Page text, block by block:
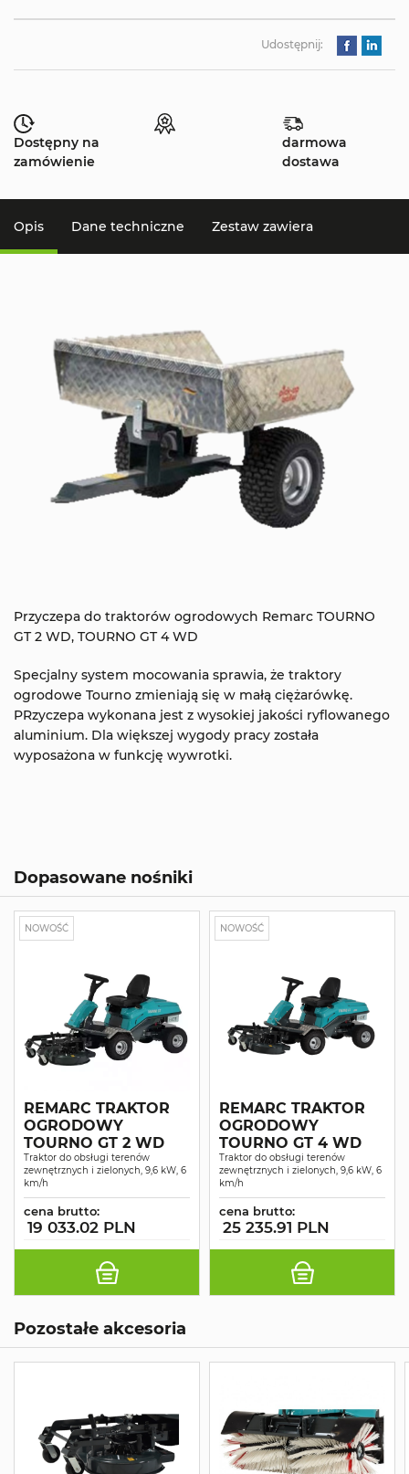
Udostępnij:
Dostępny na
zamówienie
darmowa
dostawa
Opis Dane techniczne Zestaw zawiera
Przyczepa do traktorów ogrodowych Remarc TOURNO
GT 2 WD, TOURNO GT 4 WD
Specjalny system mocowania sprawia, że traktory
ogrodowe Tourno zmieniają się w małą ciężarówkę.
PRzyczepa wykonana jest z wysokiej jakości ryflowanego
aluminium. Dla większej wygody pracy została
wyposażona w funkcję wywrotki.
Dopasowane nośniki
NOWOŚĆ
REMARC TRAKTOR
OGRODOWY
TOURNO GT 2 WD
Traktor do obsługi terenów
zewnętrznych i zielonych, 9,6 kW, 6
km/h
cena brutto:
19 033.02 PLN
NOWOŚĆ
REMARC TRAKTOR
OGRODOWY
TOURNO GT 4 WD
Traktor do obsługi terenów
zewnętrznych i zielonych, 9,6 kW, 6
km/h
cena brutto:
25 235.91 PLN
Pozostałe akcesoria